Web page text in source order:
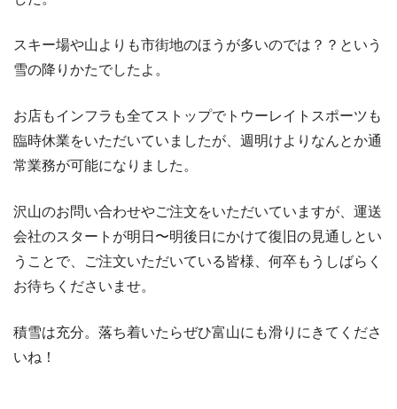
スキー場や山よりも市街地のほうが多いのでは？？という
雪の降りかたでしたよ。
お店もインフラも全てストップでトウーレイトスポーツも
臨時休業をいただいていましたが、週明けよりなんとか通
常業務が可能になりました。
沢山のお問い合わせやご注文をいただいていますが、運送
会社のスタートが明日〜明後日にかけて復旧の見通しとい
うことで、ご注文いただいている皆様、何卒もうしばらく
お待ちくださいませ。
積雪は充分。落ち着いたらぜひ富山にも滑りにきてくださ
いね！